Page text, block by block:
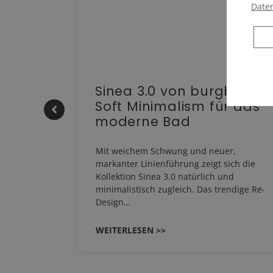
Sinea 3.0 von burgbad:
Soft Minimalism für das
moderne Bad
Mit weichem Schwung und neuer,
markanter Linienführung zeigt sich die
Kollektion Sinea 3.0 natürlich und
minimalistisch zugleich. Das trendige Re-
Design…
WEITERLESEN >>